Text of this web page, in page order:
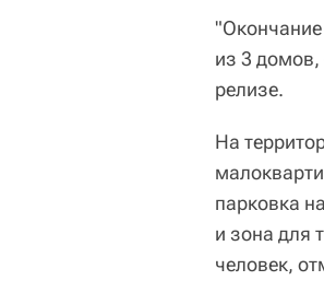
"Окончание
из 3 домов,
релизе.
На
парковка
и зона для
человек,